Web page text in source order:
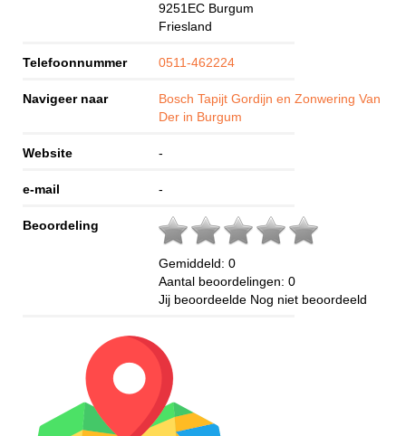
9251EC Burgum
Friesland
Telefoonnummer 0511-462224
Navigeer naar
Bosch Tapijt Gordijn en Zonwering Van
Der in Burgum
Website -
e-mail -
Beoordeling
Gemiddeld: 0
Aantal beoordelingen: 0
Jij beoordeelde Nog niet beoordeeld